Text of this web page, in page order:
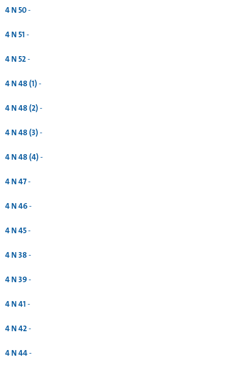
4 N 50-
4 N 51-
4 N 52-
4 N 48 (1)-
4 N 48 (2)-
4 N 48 (3)-
4 N 48 (4)-
4 N 47-
4 N 46-
4 N 45-
4 N 38-
4 N 39-
4 N 41-
4 N 42-
4 N 44-